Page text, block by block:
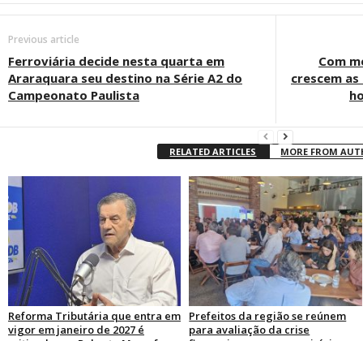
Previous article
Ferroviária decide nesta quarta em
Araraquara seu destino na Série A2 do
Campeonato Paulista
Com
crescem
RELATED ARTICLES MORE FROM
Reforma Tributária que entra em
vigor em janeiro de 2027 é
Prefeitos da região se reúnem
para avaliação da crise